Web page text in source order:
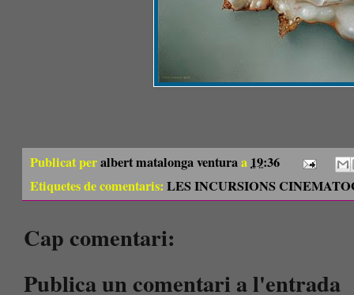
Publicat peralbert matalonga venturaa19:36
Etiquetes de comentaris: LES INCURSIONS
Cap comentari:
Publica un comentari a l'entrada